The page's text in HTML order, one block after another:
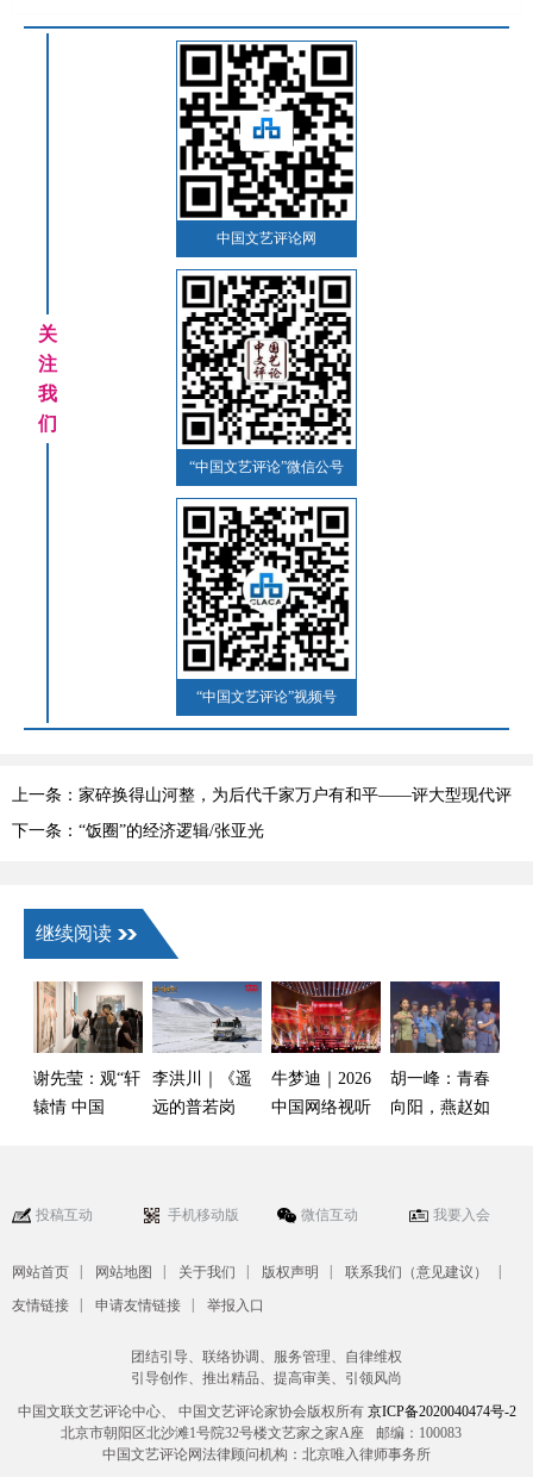
关
注
我
们
中国文艺评论网
“中国文艺评论”微信公号
“中国文艺评论”视频号
上一条：家碎换得山河整，为后代千家万户有和平——评大型现代评
剧《革命家庭》
下一条：“饭圈”的经济逻辑/张亚光
继续阅读
谢先莹：观“轩
辕情 中国
李洪川｜《遥
远的普若岗
牛梦迪｜2026
中国网络视听
胡一峰：青春
向阳，燕赵如
会有感
投稿互动 手机移动版 微信互动 我要入会
网站首页 | 网站地图 | 关于我们 | 版权声明 | 联系我们（意见建议） |
友情链接 | 申请友情链接 | 举报入口
团结引导、联络协调、服务管理、自律维权
引导创作、推出精品、提高审美、引领风尚
中国文联文艺评论中心、 中国文艺评论家协会版权所有 京ICP备2020040474号-2
北京市朝阳区北沙滩1号院32号楼文艺家之家A座
邮编：100083
中国文艺评论网法律顾问机构：北京唯入律师事务所